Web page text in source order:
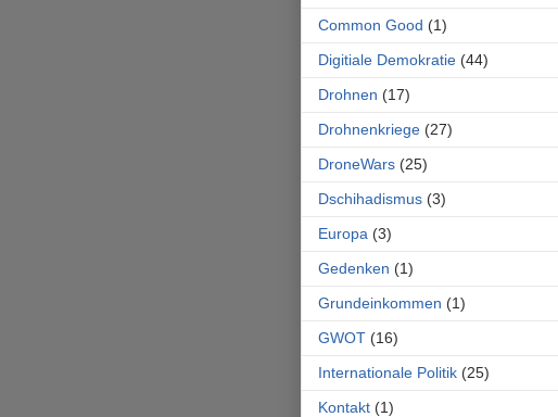
Common Good (1)
Digitiale Demokratie (44)
Drohnen (17)
Drohnenkriege (27)
DroneWars (25)
Dschihadismus (3)
Europa (3)
Gedenken (1)
Grundeinkommen (1)
GWOT (16)
Internationale Politik (25)
Kontakt (1)